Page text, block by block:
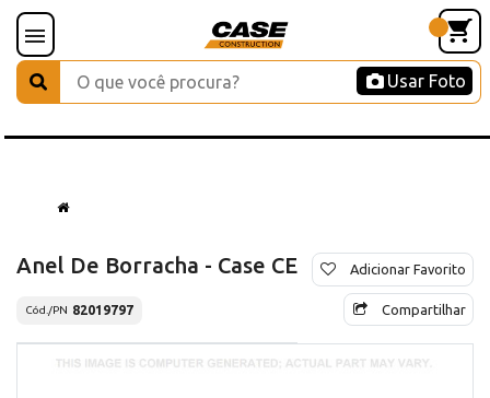
Usar Foto
Anel De Borracha - Case CE
Cód./PN 82019797
Adicionar Favorito
Compartilhar